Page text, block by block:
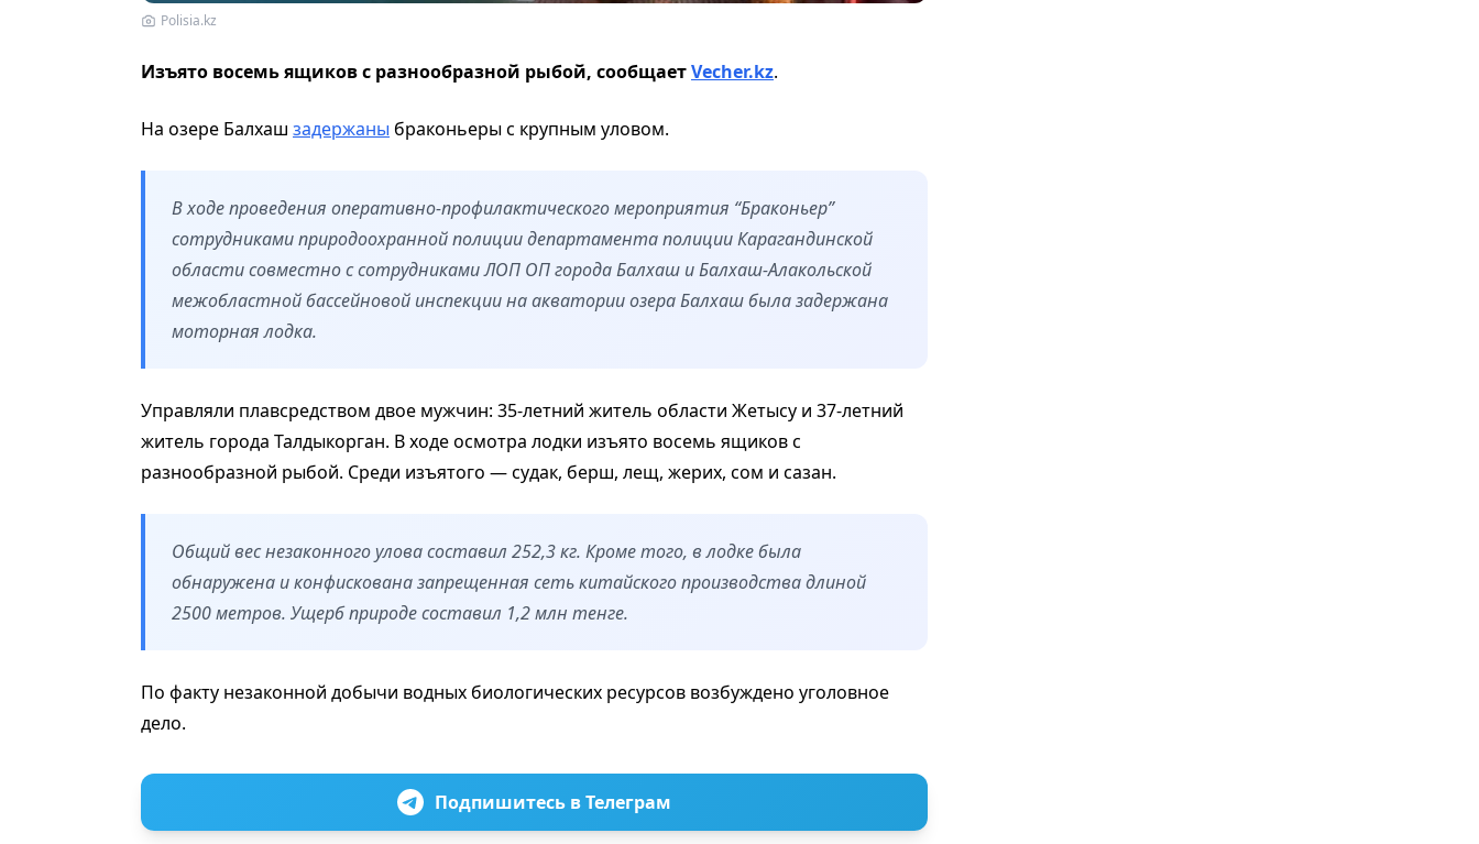
Polisia.kz
Изъято восемь ящиков с разнообразной рыбой, сообщаетVecher.kz.
На озере Балхаш задержаны браконьеры с крупным уловом.
В ходе проведения оперативно-профилактического мероприятия “Браконьер”
сотрудниками природоохранной полиции департамента полиции Карагандинской
области совместно с сотрудниками ЛОП ОП города Балхаш и Балхаш-Алакольской
межобластной бассейновой инспекции на акватории озера Балхаш была задержана
моторная лодка.
Управляли плавсредством двое мужчин: 35-летний житель области Жетысу и 37-летний
житель города Талдыкорган. В ходе осмотра лодки изъято восемь ящиков с
разнообразной рыбой. Среди изъятого — судак, берш, лещ, жерих, сом и сазан.
Общий вес незаконного улова составил 252,3 кг. Кроме того, в лодке была
обнаружена и конфискована запрещенная сеть китайского производства длиной
2500 метров. Ущерб природе составил 1,2 млн тенге.
По факту незаконной добычи водных биологических ресурсов возбуждено уголовное
дело.
Подпишитесь в Телеграм